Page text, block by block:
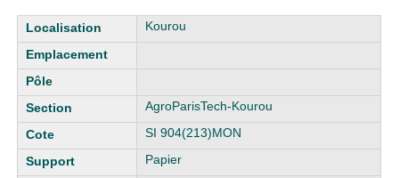
Liste des exemplaires Kourou
AgroParisTech-Kourou
SI 904(213)MON
Papier